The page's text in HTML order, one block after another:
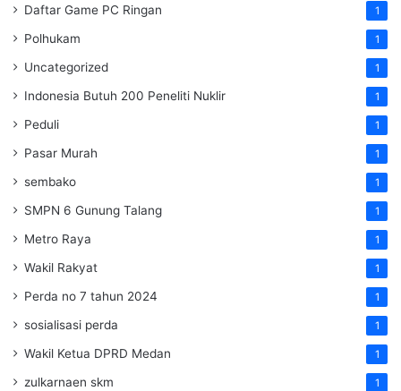
Daftar Game PC Ringan 1
Polhukam 1
Uncategorized 1
Indonesia Butuh 200 Peneliti Nuklir 1
Peduli 1
Pasar Murah 1
sembako 1
SMPN 6 Gunung Talang 1
Metro Raya 1
Wakil Rakyat 1
Perda no 7 tahun 2024 1
sosialisasi perda 1
Wakil Ketua DPRD Medan 1
zulkarnaen skm 1